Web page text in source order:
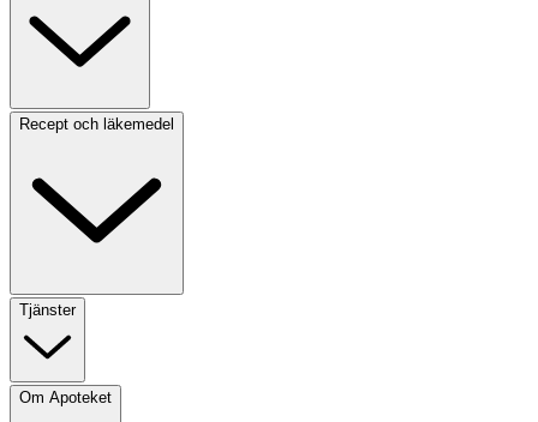
Recept och läkemedel
Tjänster
Om Apoteket